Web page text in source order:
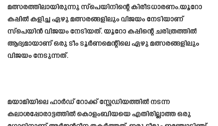
മത്സരത്തിലായിരുന്നു സ്പെയിനിന്റെ കിരീടധാരണം.യൂറോ
കപ്പിൽ കളിച്ച ഏഴു മത്സരങ്ങളിലും വിജയം നേടിയാണ്
സ്പെയിൻ വിജയം നേടിയത്. യൂറോ കപ്പിന്റെ ചരിത്രത്തിൽ
ആദ്യമായാണ് ഒരു ടീം ടൂർണമെന്റിലെ ഏഴു മത്സരങ്ങളിലും
വിജയം നേടുന്നത്.
മയാമിയിലെ ഹാര്‍ഡ് റോക്ക് സ്റ്റേഡിയത്തില്‍ നടന്ന
കലാശപ്പോരാട്ടത്തില്‍ കൊളംബിയയെ എതിരില്ലാത്ത ഒരു